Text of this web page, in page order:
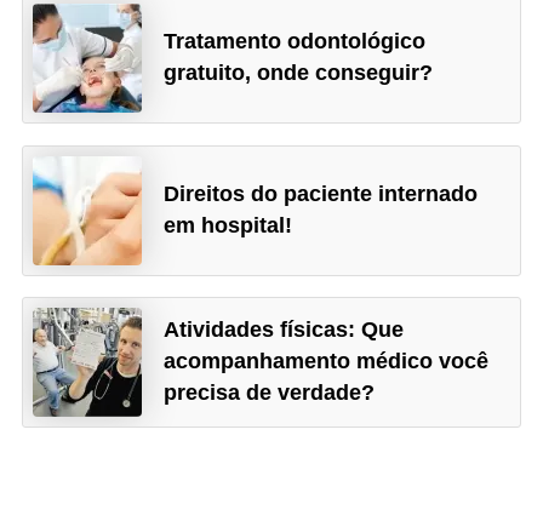
Tratamento odontológico
gratuito, onde conseguir?
Direitos do paciente internado
em hospital!
Atividades físicas: Que
acompanhamento médico você
precisa de verdade?